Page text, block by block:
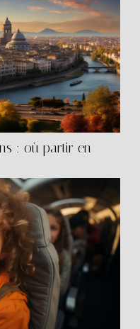
: où partir en